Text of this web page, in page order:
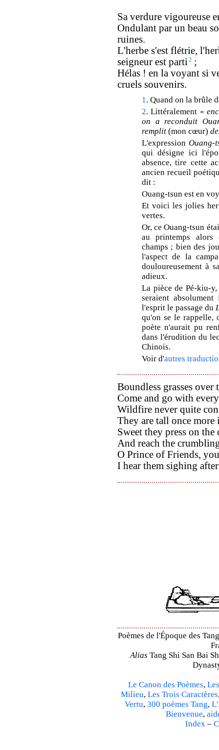
Sa verdure vigoureuse
Ondulant par un beau
ruines.
L'herbe s'est flétrie,
seigneur est parti 2 ;
Hélas ! en la voyant si
cruels souvenirs.
1. Quand on la brûle
2. Littéralement «
on a reconduit
remplit (mon cœur)
L'expressionOuang-
qui désigne ici
absence, tire cette
ancien recueil
dit :
Ouang-tsun est en
Et voici les jolies
vertes.
Or, ce Ouang-tsun
au printemps alors
champs ; bien des
l'aspect de la
douloureusement à
adieux.
La pièce de Pé-kiu-
seraient
l'esprit le passage du
qu'on se le rappelle,
poète n'aurait pu
dans l'érudition du
Chinois.
Voir d'autres
Boundless grasses over
Come and go with
Wildfire never quite
They are tall once
Sweet they press on
And reach the
O Prince of Friends,
I hear them sighing
Poèmes de l'Époque des
Alias Tang Shi San Bai
Le Canon des Poèmes,
Milieu, Les Trois Caractères
Vertu, 300 poèmes Tang,
Bienvenue,
Index –